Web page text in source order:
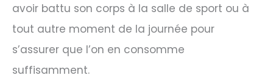
avoir battu son corps à la salle de sport ou à
tout autre moment de la journée pour
s’assurer que l’on en consomme
suffisamment.